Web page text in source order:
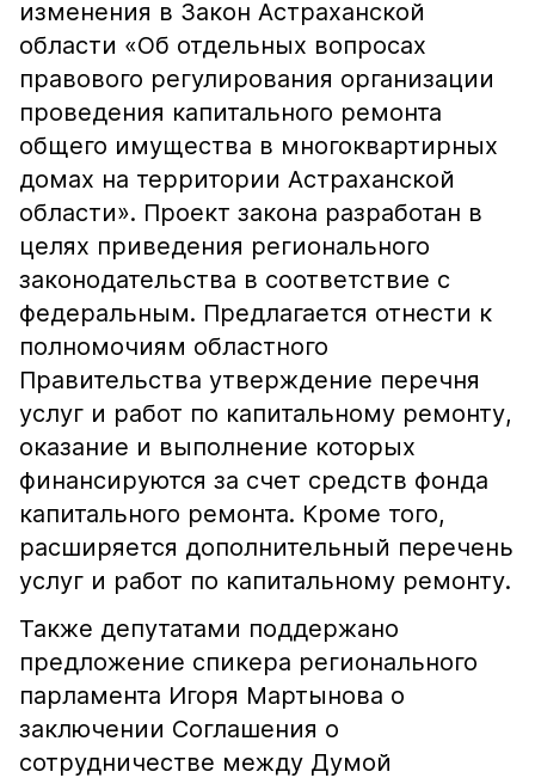
изменения в Закон Астраханской
области «Об отдельных вопросах
правового регулирования организации
проведения капитального ремонта
общего имущества в многоквартирных
домах на территории Астраханской
области». Проект закона разработан в
целях приведения регионального
законодательства в соответствие с
федеральным. Предлагается отнести к
полномочиям областного
Правительства утверждение перечня
услуг и работ по капитальному ремонту,
оказание и выполнение которых
финансируются за счет средств фонда
капитального ремонта. Кроме того,
расширяется дополнительный перечень
услуг и работ по капитальному ремонту.
Также депутатами поддержано
предложение спикера регионального
парламента Игоря Мартынова о
заключении Соглашения о
сотрудничестве между Думой